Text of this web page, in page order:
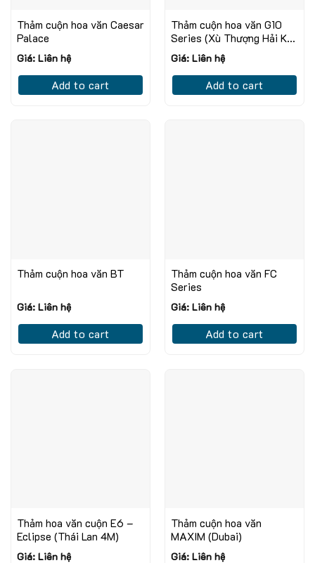
Thảm cuộn hoa văn Caesar
Palace
Giá: Liên hệ
Add to cart
Thảm cuộn hoa văn G10
Series (Xù Thượng Hải Khổ
4M)
Giá: Liên hệ
Add to cart
Thảm cuộn hoa văn BT
Giá: Liên hệ
Add to cart
Thảm cuộn hoa văn FC
Series
Giá: Liên hệ
Add to cart
Thảm hoa văn cuộn E6 –
Eclipse (Thái Lan 4M)
Giá: Liên hệ
Thảm cuộn hoa văn
MAXIM (Dubai)
Giá: Liên hệ